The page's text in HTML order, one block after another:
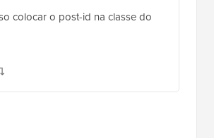
colocar o post-id na classe do